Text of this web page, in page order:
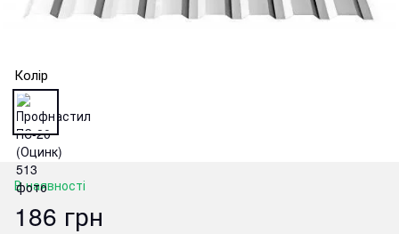
Колір
В наявності
186 грн